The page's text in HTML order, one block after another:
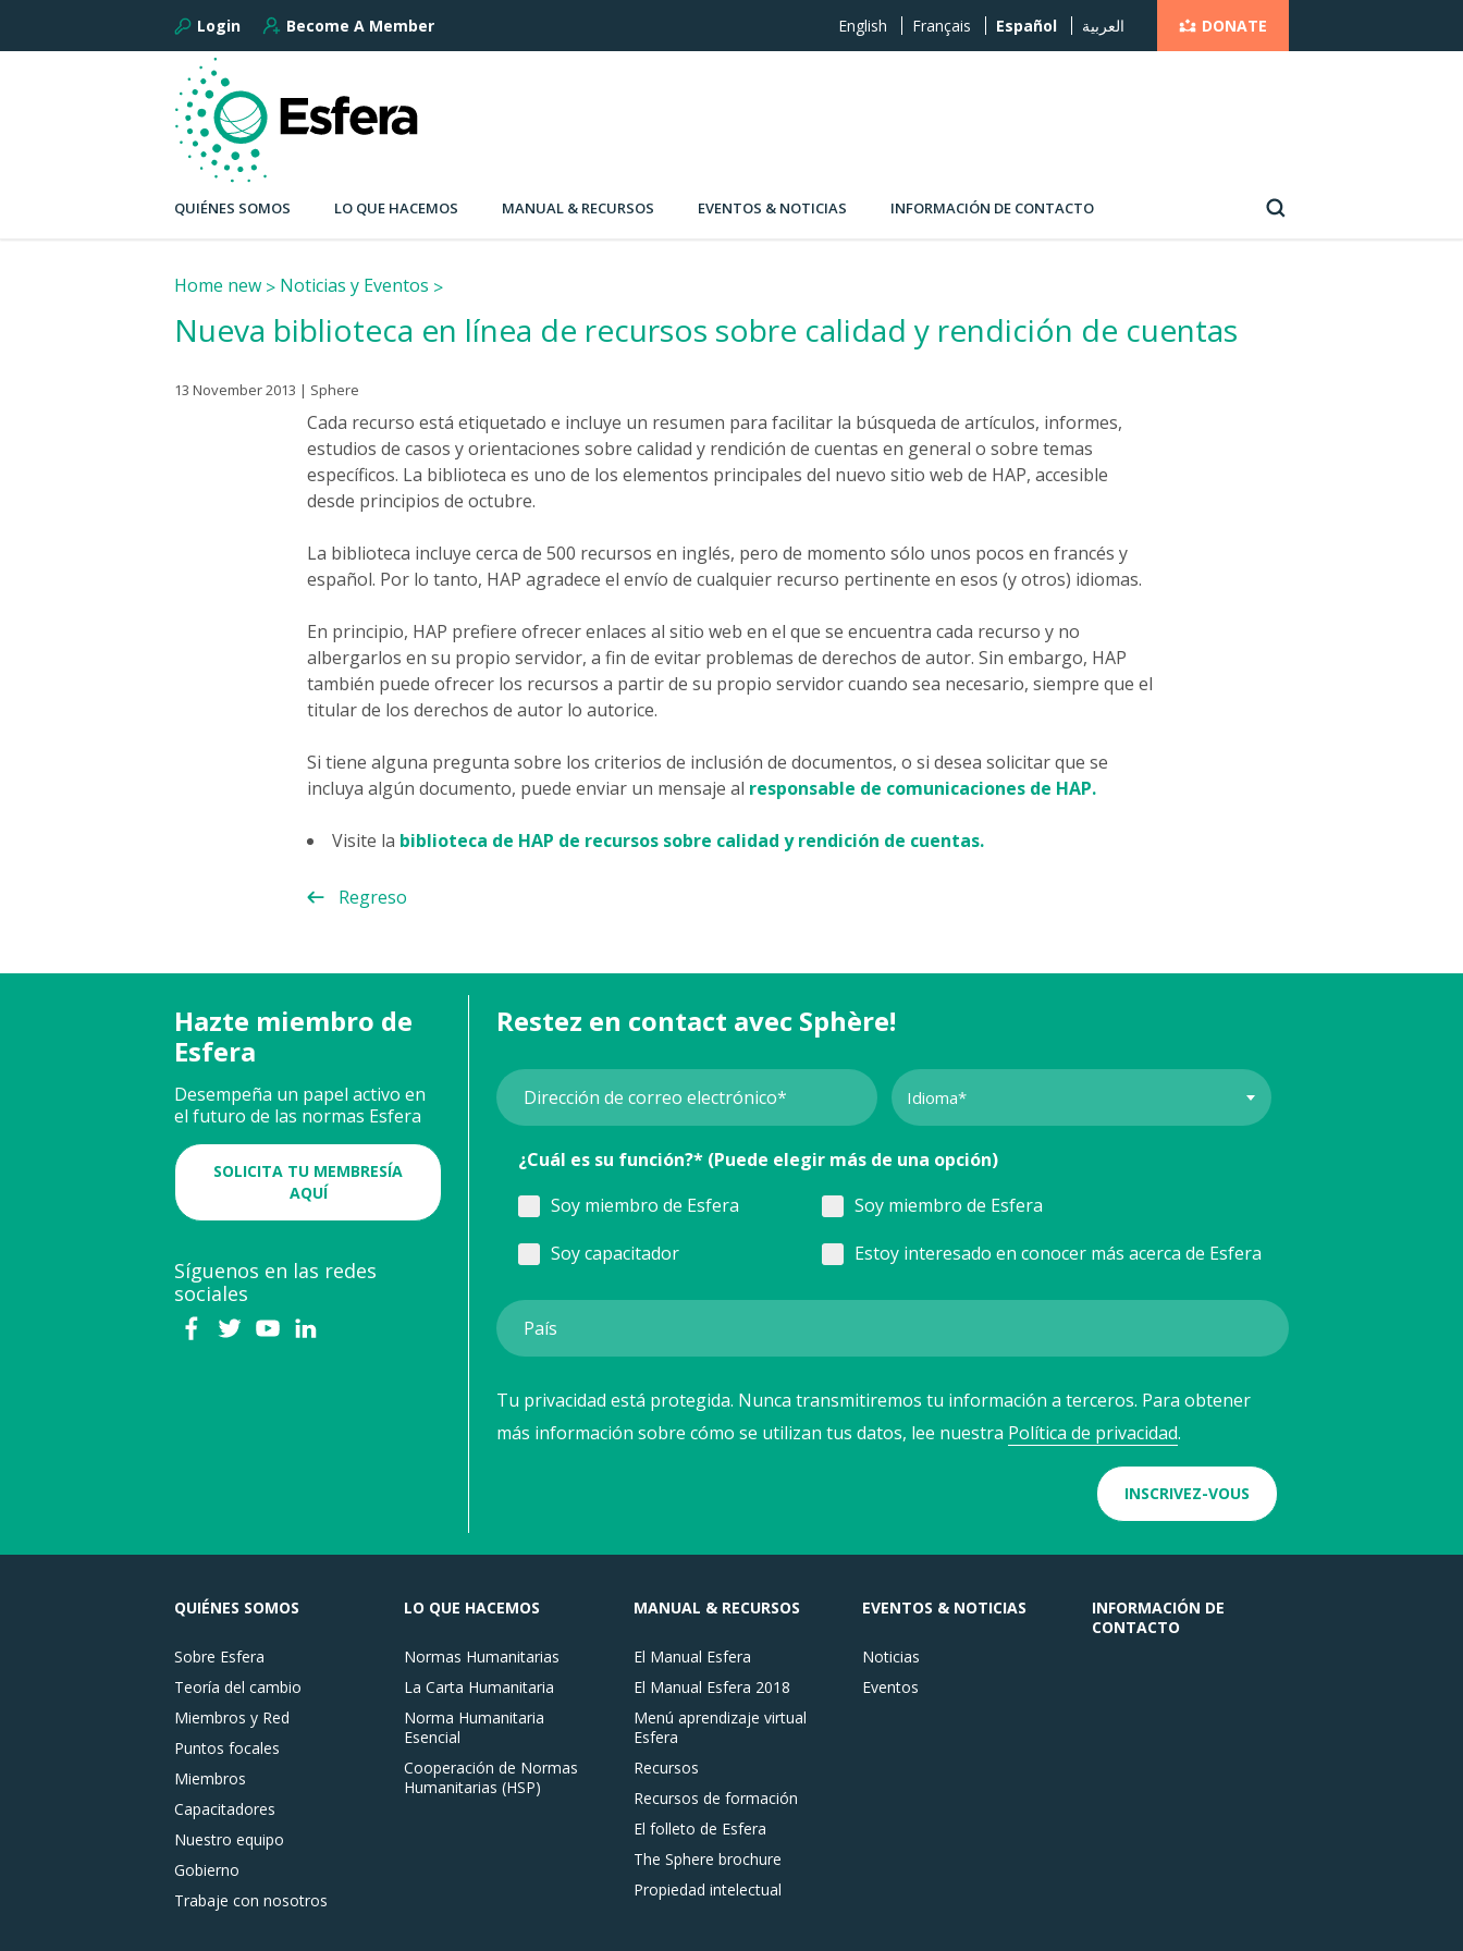
Login Become A Member English Français Español العربية DONATE
QUIÉNES SOMOS LO QUE HACEMOS MANUAL & RECURSOS EVENTOS & NOTICIAS INFORMACIÓN DE CONTACTO
Home new Noticias y Eventos
Nueva biblioteca en línea de recursos sobre calidad y rendición de cuentas
13 November 2013 | Sphere
Cada recurso está etiquetado e incluye un resumen para facilitar la búsqueda de artículos, informes,
estudios de casos y orientaciones sobre calidad y rendición de cuentas en general o sobre temas
específicos. La biblioteca es uno de los elementos principales del nuevo sitio web de HAP, accesible
desde principios de octubre.
La biblioteca incluye cerca de 500 recursos en inglés, pero de momento sólo unos pocos en francés y
español. Por lo tanto, HAP agradece el envío de cualquier recurso pertinente en esos (y otros) idiomas.
En principio, HAP prefiere ofrecer enlaces al sitio web en el que se encuentra cada recurso y no
albergarlos en su propio servidor, a fin de evitar problemas de derechos de autor. Sin embargo, HAP
también puede ofrecer los recursos a partir de su propio servidor cuando sea necesario, siempre que el
titular de los derechos de autor lo autorice.
Si tiene alguna pregunta sobre los criterios de inclusión de documentos, o si desea solicitar que se
incluya algún documento, puede enviar un mensaje al responsable de comunicaciones de HAP.
Visite la biblioteca de HAP de recursos sobre calidad y rendición de cuentas.
Regreso
Hazte miembro de
Esfera
Desempeña un papel activo en
el futuro de las normas Esfera
SOLICITA TU MEMBRESÍA
AQUÍ
Síguenos en las redes
sociales
Restez en contact avec Sphère!
¿Cuál es su función?* (Puede elegir más de una opción)
Soy miembro de Esfera
Soy miembro de Esfera
Soy capacitador
Estoy interesado en conocer más acerca de Esfera
Tu privacidad está protegida. Nunca transmitiremos tu información a terceros. Para obtener
más información sobre cómo se utilizan tus datos, lee nuestra Política de privacidad.
INSCRIVEZ-VOUS
QUIÉNES SOMOS
Sobre Esfera
Teoría del cambio
Miembros y Red
Puntos focales
Miembros
Capacitadores
Nuestro equipo
Gobierno
Trabaje con nosotros
LO QUE HACEMOS
Normas Humanitarias
La Carta Humanitaria
Norma Humanitaria
Esencial
Cooperación de Normas
Humanitarias (HSP)
MANUAL & RECURSOS
El Manual Esfera
El Manual Esfera 2018
Menú aprendizaje virtual
Esfera
Recursos
Recursos de formación
El folleto de Esfera
The Sphere brochure
Propiedad intelectual
EVENTOS & NOTICIAS
Noticias
Eventos
INFORMACIÓN DE
CONTACTO